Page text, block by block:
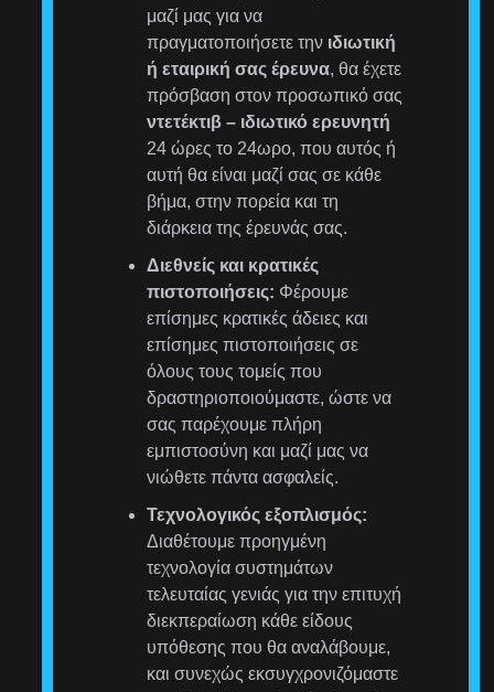
μαζί μας για να
πραγματοποιήσετε την ιδιωτική
ή εταιρική σας έρευνα, θα έχετε
πρόσβαση στον προσωπικό σας
ντετέκτιβ – ιδιωτικό ερευνητή
24 ώρες το 24ωρο, που αυτός ή
αυτή θα είναι μαζί σας σε κάθε
βήμα, στην πορεία και τη
διάρκεια της έρευνάς σας.
Διεθνείς και κρατικές
πιστοποιήσεις: Φέρουμε
επίσημες κρατικές άδειες και
επίσημες πιστοποιήσεις σε
όλους τους τομείς που
δραστηριοποιούμαστε, ώστε να
σας παρέχουμε πλήρη
εμπιστοσύνη και μαζί μας να
νιώθετε πάντα ασφαλείς.
Τεχνολογικός εξοπλισμός:
Διαθέτουμε προηγμένη
τεχνολογία συστημάτων
τελευταίας γενιάς για την επιτυχή
διεκπεραίωση κάθε είδους
υπόθεσης που θα αναλάβουμε,
και συνεχώς εκσυγχρονιζόμαστε